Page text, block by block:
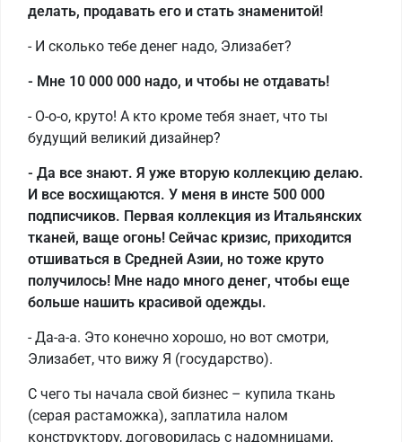
делать, продавать его и стать знаменитой!
- И сколько тебе денег надо, Элизабет?
- Мне 10 000 000 надо, и чтобы не отдавать!
- О-о-о, круто! А кто кроме тебя знает, что ты
будущий великий дизайнер?
- Да все знают. Я уже вторую коллекцию делаю.
И все восхищаются. У меня в инсте 500 000
подписчиков. Первая коллекция из Итальянских
тканей, ваще огонь! Сейчас кризис, приходится
отшиваться в Средней Азии, но тоже круто
получилось! Мне надо много денег, чтобы еще
больше нашить красивой одежды.
- Да-а-а. Это конечно хорошо, но вот смотри,
Элизабет, что вижу Я (государство).
С чего ты начала свой бизнес – купила ткань
(серая растаможка), заплатила налом
конструктору, договорилась с надомницами,